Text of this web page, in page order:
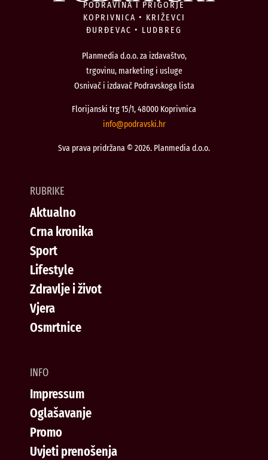
PODRAVINA I PRIGORJE
KOPRIVNICA • KRIŽEVCI
ĐURĐEVAC • LUDBREG
Planmedia d.o.o. za izdavaštvo,
trgovinu, marketing i usluge
Osnivač i izdavač Podravskoga lista
Florijanski trg 15/1, 48000 Koprivnica
rh.iksvardop
@ofni
Sva prava pridržana © 2026. Planmedia d.o.o.
RUBRIKE
Aktualno
Crna kronika
Sport
Lifestyle
Zdravlje i život
Vjera
Osmrtnice
INFO
Impressum
Oglašavanje
Promo
Uvjeti prenošenja